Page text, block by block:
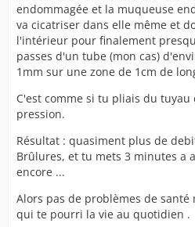
endommagée et la muqueuse
va cicatriser dans elle même et
l'intérieur pour finalement
passes d'un tube (mon cas)
1mm sur une zone de 1cm de
C'est comme si tu pliais du tuyau
pression.
Résultat : quasiment plus de
Brûlures, et tu mets 3 minutes a
encore ...
Alors pas de problèmes de
qui te pourri la vie au quotidien .